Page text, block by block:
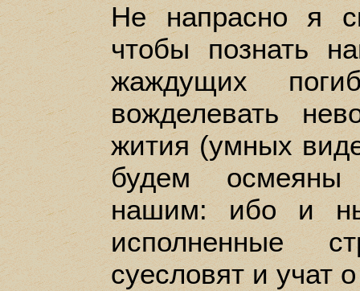
Не напрасно я
чтобы познать
жаждущих
вожделевать
жития (умных
будем осмеяны
нашим: ибо и
исполненные
суесловят и учат